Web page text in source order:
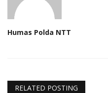
Humas Polda NTT
RELATED POSTING